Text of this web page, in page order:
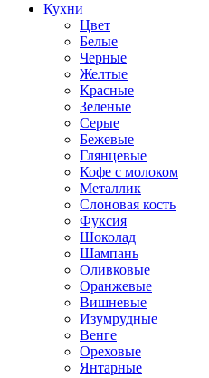
Кухни
Цвет
Белые
Черные
Желтые
Красные
Зеленые
Серые
Бежевые
Глянцевые
Кофе с молоком
Металлик
Слоновая кость
Фуксия
Шоколад
Шампань
Оливковые
Оранжевые
Вишневые
Изумрудные
Венге
Ореховые
Янтарные